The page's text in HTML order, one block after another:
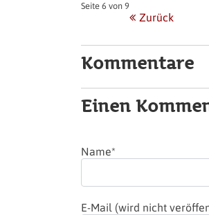
Seite 6 von 9
Zurück
Kommentare
Einen
Pflichtfeld
Name*
Pflichtfeld
E-Mail (wird nicht